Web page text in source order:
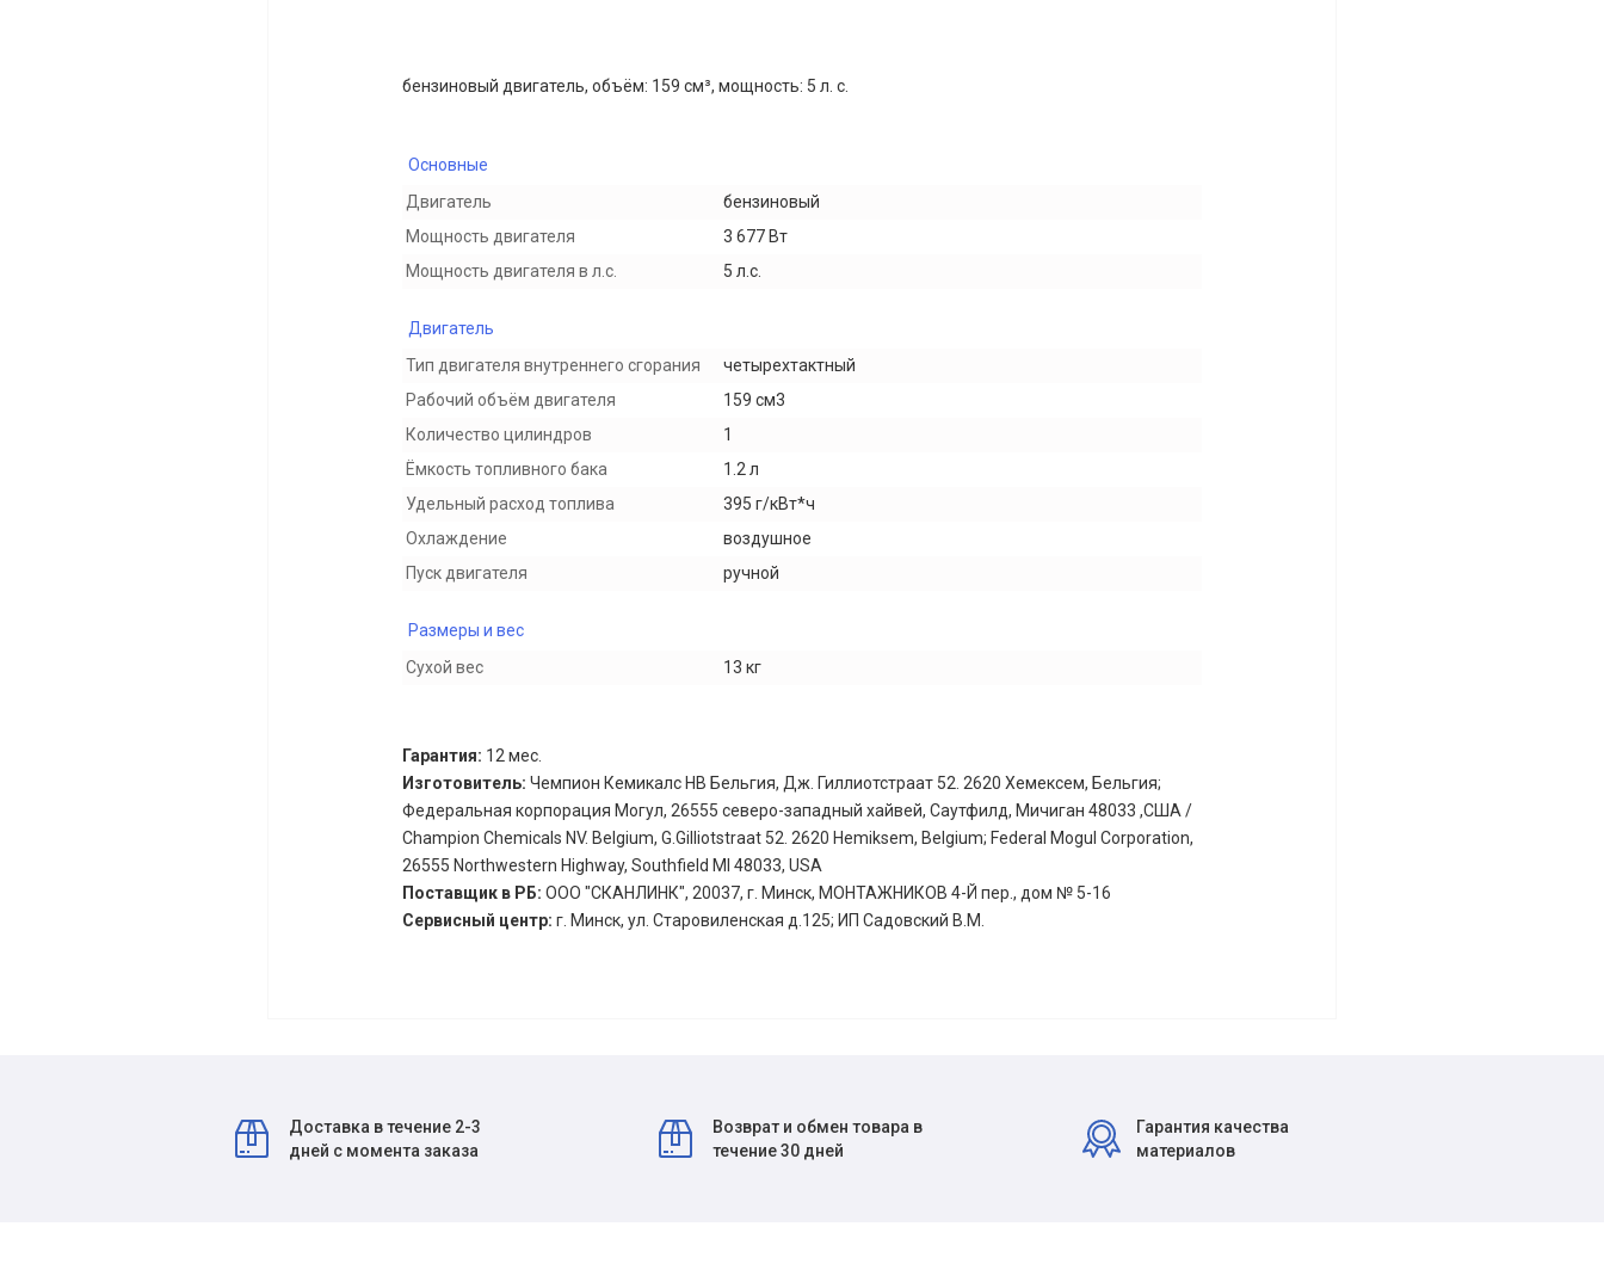
бензиновый двигатель, объём: 159 см³, мощность: 5 л. с.
Основные
Двигатель
бензиновый
Мощность двигателя
3 677 Вт
Мощность двигателя в л.с.
5 л.с.
Двигатель
Тип двигателя внутреннего сгорания
четырехтактный
Рабочий объём двигателя
159 см3
Количество цилиндров
1
Ёмкость топливного бака
1.2 л
Удельный расход топлива
395 г/кВт*ч
Охлаждение
воздушное
Пуск двигателя
ручной
Размеры и вес
Сухой вес
13 кг
Гарантия: 12 мес.
Изготовитель: Чемпион Кемикалс НВ Бельгия, Дж. Гиллиотстраат 52. 2620 Хемексем, Бельгия;
Федеральная корпорация Могул, 26555 северо-западный хайвей, Саутфилд, Мичиган 48033 ,США /
Champion Chemicals NV. Belgium, G.Gilliotstraat 52. 2620 Hemiksem, Belgium; Federal Mogul Corporation,
26555 Northwestern Highway, Southfield MI 48033, USA
Поставщик в РБ: ООО "СКАНЛИНК", 20037, г. Минск, МОНТАЖНИКОВ 4-Й пер., дом № 5-16
Сервисный центр: г. Минск, ул. Старовиленская д.125; ИП Садовский В.М.
Доставка в течение 2-3
дней с момента заказа
Возврат и обмен товара в
течение 30 дней
Гарантия качества
материалов